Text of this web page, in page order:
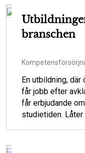
branschen
En utbildning,
får jobb efter
får erbjudande
studietiden. Låter